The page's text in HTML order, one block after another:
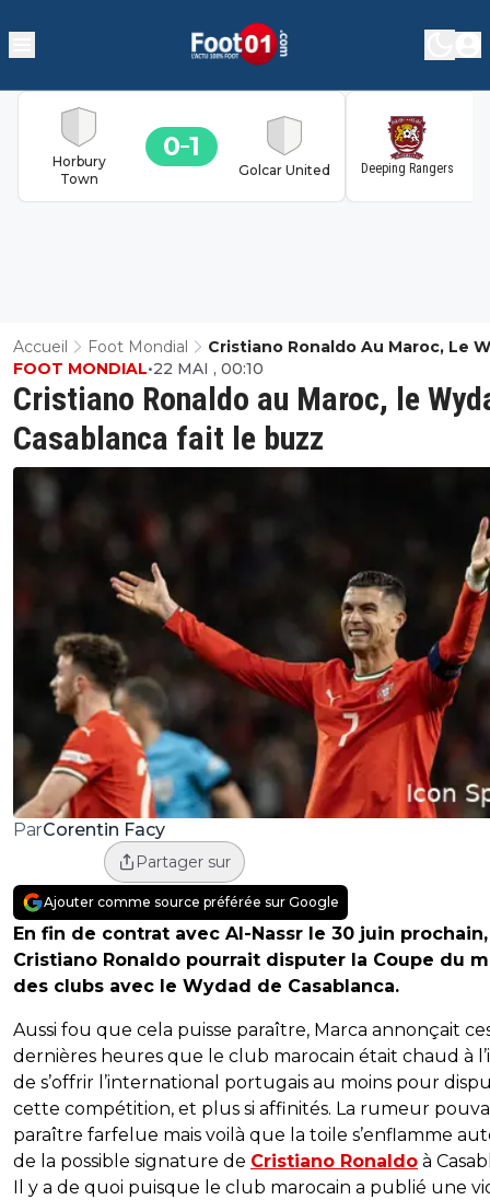
Horbury
Town
0 1
Golcar United Deeping Rangers
Accueil Foot Mondial
Cristiano Ronaldo Au Maroc, Le
Casablanca Fait Le Buzz
Cristiano Ronaldo au Maroc, le
Casablanca fait le buzz
FOOT MONDIAL•22 MAI , 00:10
ParCorentin Facy
Partager sur
Ajouter comme source préférée sur Google
En fin de contrat avec Al-Nassr le 30 juin prochain,
Cristiano Ronaldo pourrait disputer la Coupe du
des clubs avec le Wydad de Casablanca.
Aussi fou que cela puisse paraître, Marca annonçait
dernières heures que le club marocain était chaud à
de s’offrir l’international portugais au moins pour
cette compétition, et plus si affinités. La rumeur
paraître farfelue mais voilà que la toile s’enflamme
de la possible signature de Cristiano Ronaldo à
Il y a de quoi puisque le club marocain a publié une